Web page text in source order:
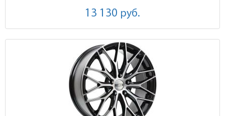
13 130 руб.